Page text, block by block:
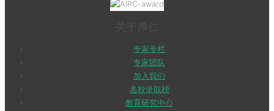
专家专栏
专家团队
加入我们
名校录取榜
教育研究中心